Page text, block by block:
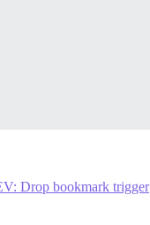
Drop bookmark trigger